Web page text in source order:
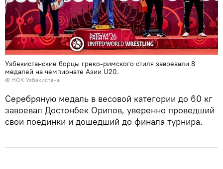
Узбекистанские борцы греко-римского стиля завоевали 8
медалей на чемпионате Азии U20.
© НОК Узбекистана
Серебряную медаль в весовой категории до 60 кг
завоевал Достонбек Орипов, уверенно проведший
свои поединки и дошедший до финала турнира.